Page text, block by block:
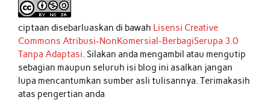
ciptaan disebarluaskan di bawah Lisensi Creative
Commons Atribusi-NonKomersial-BerbagiSerupa 3.0
Tanpa Adaptasi . Silakan anda mengambil atau mengutip
sebagian maupun seluruh isi blog ini asalkan jangan
lupa mencantumkan sumber asli tulisannya. Terimakasih
atas pengertian anda